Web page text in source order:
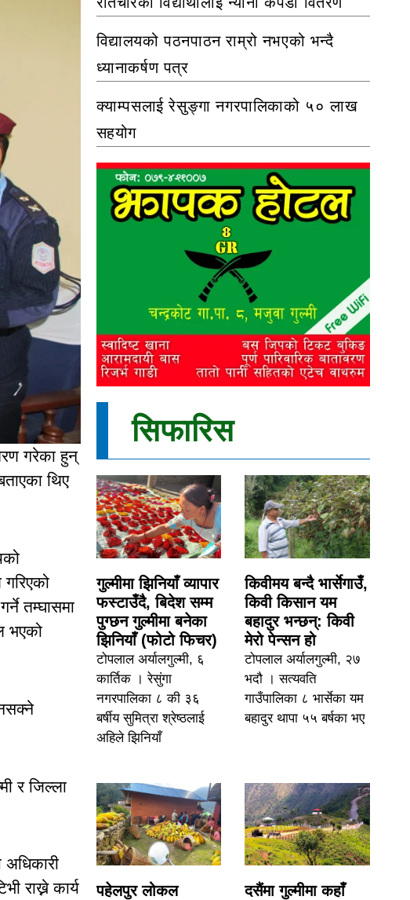
गरेका हुन्
थिए
तम्घासमा
भएको
र जिल्ला
अधिकारी
राख्ने कार्य
विद्यालयको पठनपाठन राम्रो नभएको भन्दै
ध्यानाकर्षण पत्र
क्याम्पसलाई रेसुङ्गा नगरपालिकाको ५० लाख
सहयोग
सिफारिस
गुल्मीमा झिनियाँ व्यापार
फस्टाउँदै, बिदेश सम्म
पुग्छन गुल्मीमा बनेका
झिनियाँ (फोटो फिचर)
टोपलाल अर्यालगुल्मी, ६
कार्तिक । रेसुंगा
नगरपालिका ८ की ३६
बर्षीय सुमित्रा श्रेष्ठलाई
अहिले झिनियाँ
किवीमय बन्दै भार्सेगाउँ,
किवी किसान यम
बहादुर भन्छन्: किवी
मेरो पेन्सन हो
टोपलाल अर्यालगुल्मी, २७
भदौ । सत्यवति
गाउँपालिका ८ भार्सेका यम
बहादुर थापा ५५ बर्षका भए
पहेलपुर लोकल
दसैंमा गुल्मीमा कहाँ